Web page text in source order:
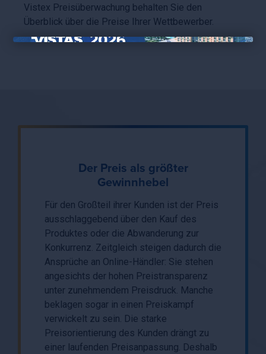
Vistex Preisüberwachung behalten Sie den
Überblick über die Preise Ihrer Wettbewerber.
Der Preis als größter
Gewinnhebel
Für den Großteil ihrer Kunden ist der Preis
ausschlaggebend über den Kauf des
Produktes oder die Abwanderung zur
Konkurrenz. Zeitgleich steigen dadurch die
Ansprüche an Online-Händler: Sie stehen
angesichts der hohen Preistransparenz
unter zunehmendem Preisdruck. Manche
beklagen sogar in einen Preiskampf
verwickelt zu sein. Die starke
Preisorientierung des Kunden drängt zu
einer laufenden Preisanpassung. Deshalb